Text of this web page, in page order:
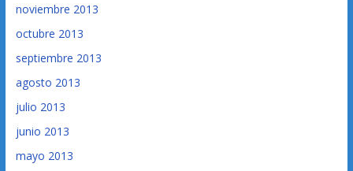
noviembre 2013
octubre 2013
septiembre 2013
agosto 2013
julio 2013
junio 2013
mayo 2013